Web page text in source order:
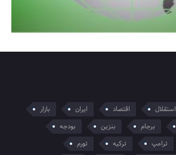
استقلال اقتصاد ایران
بازار
برجام بنزین
بودجه
ترامپ ترکیه
تورم